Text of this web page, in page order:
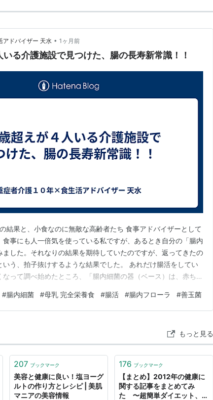
アドバイザー 天水 • 1ヶ月前
る介護施設で見つけた、腸の長寿新常識！！
結果と、小食なのに無敵な高齢者たち 食事アドバイザーとして
食事にも人一倍気を使っている私ですが、あるとき自分の「腸内
ました。それなりの結果を期待していたのですが、返ってきたの
いう、拍子抜けするような結果でした。 あれだけ腸活をしてい
なって調べ始めたところ、「腸内細菌の器（ベース）は、赤ちゃ
思議に思っていたある光景と、頭の中でつながる感覚がありま
介護施設には、100歳以上のご…
#腸内細菌 #母乳 完全栄養食 #腸活 #腸内フローラ #善玉菌
もっと見る
207 ブックマーク
美容と健康に良い！塩ヨーグ
ルトの作り方とレシピ | 美肌
マニアの美容情報
176 ブックマーク
【まとめ】2012年の健康に
関する記事をまとめてみ
た 〜超簡単ダイエット、脳